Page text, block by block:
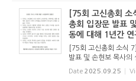
[75회 고신총회
총회 입장문 발표
동에 대해 1년간
[75회 고신총회 소식
발표 및 손현보 목사의
여 보고키로 제75회 고
받는 손현보 목사 관
Date 2025.09.25